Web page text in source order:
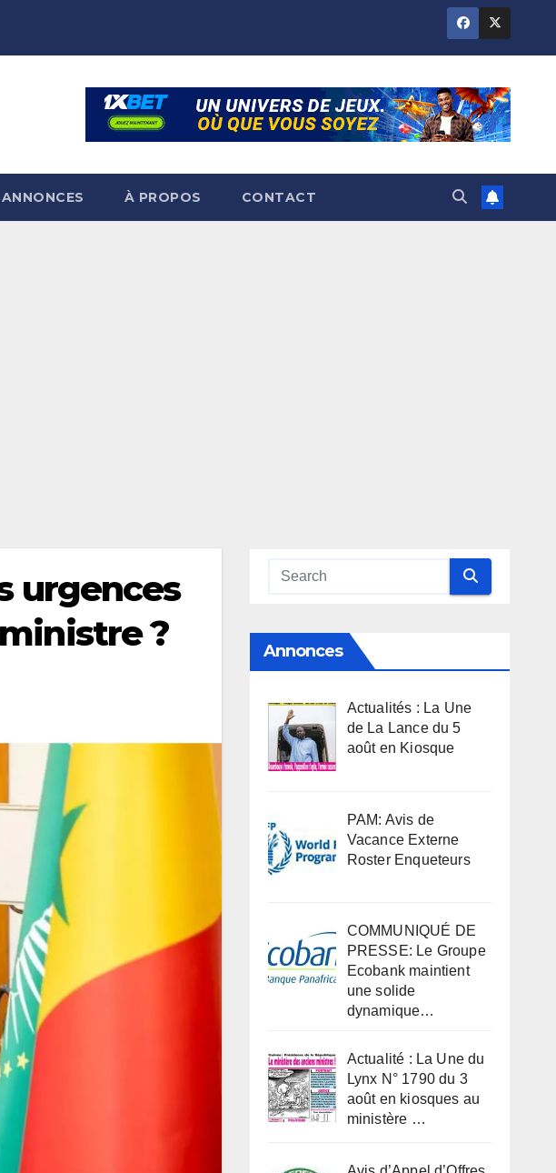
ANNONCES À PROPOS CONTACT
urgences
?
Annonces
Actualités : La Une
de La Lance du 5
août en Kiosque
PAM: Avis de
Vacance Externe
Roster Enqueteurs
COMMUNIQUÉ DE
PRESSE: Le Groupe
Ecobank maintient
une solide
dynamique…
Actualité : La Une du
Lynx N° 1790 du 3
août en kiosques au
ministère …